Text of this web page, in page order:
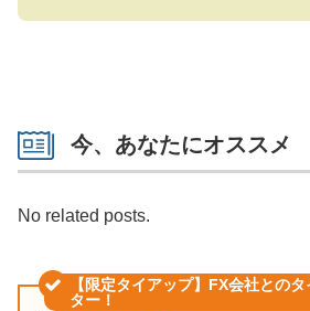
今、あなたにオススメ
No related posts.
【限定タイアップ】FX会社との
ター！